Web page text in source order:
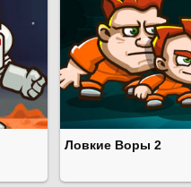
Ловкие Воры 2